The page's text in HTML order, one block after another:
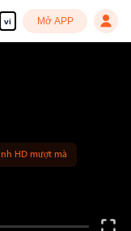
vi Mở APP
HD mượt mà